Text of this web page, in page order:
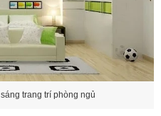
trang trí phòng ngủ